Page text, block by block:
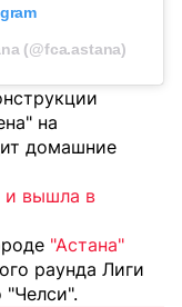
(@fca.astana)
на
домашние
и вышла в
"Астана"
раунда Лиги
"Челси".